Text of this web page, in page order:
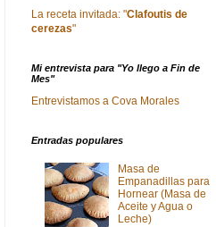
La receta invitada: "Clafoutis de
cerezas"
Mi entrevista para "Yo llego a Fin de
Mes"
Entrevistamos a Cova Morales
Entradas populares
Masa de
Empanadillas para
Hornear (Masa de
Aceite y Agua o
Leche)